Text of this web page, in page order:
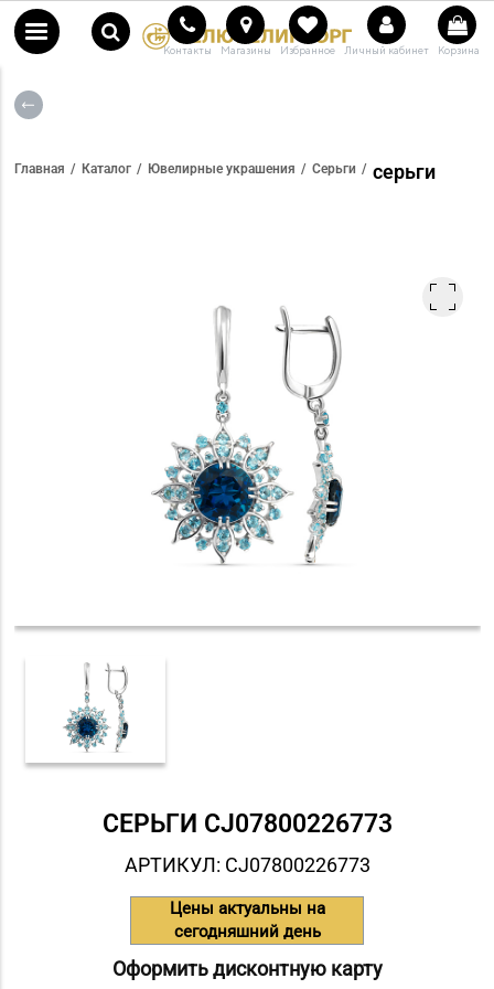
Контакты Магазины Избранное Личный кабинет Корзина
Главная Каталог Ювелирные украшения Серьги серьги
СЕРЬГИ СJ07800226773
АРТИКУЛ: СJ07800226773
Цены актуальны на
сегодняшний день
Оформить дисконтную карту